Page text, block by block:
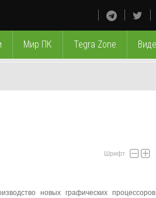
Мир ПК Tegra Zone
Шрифт
новых графических